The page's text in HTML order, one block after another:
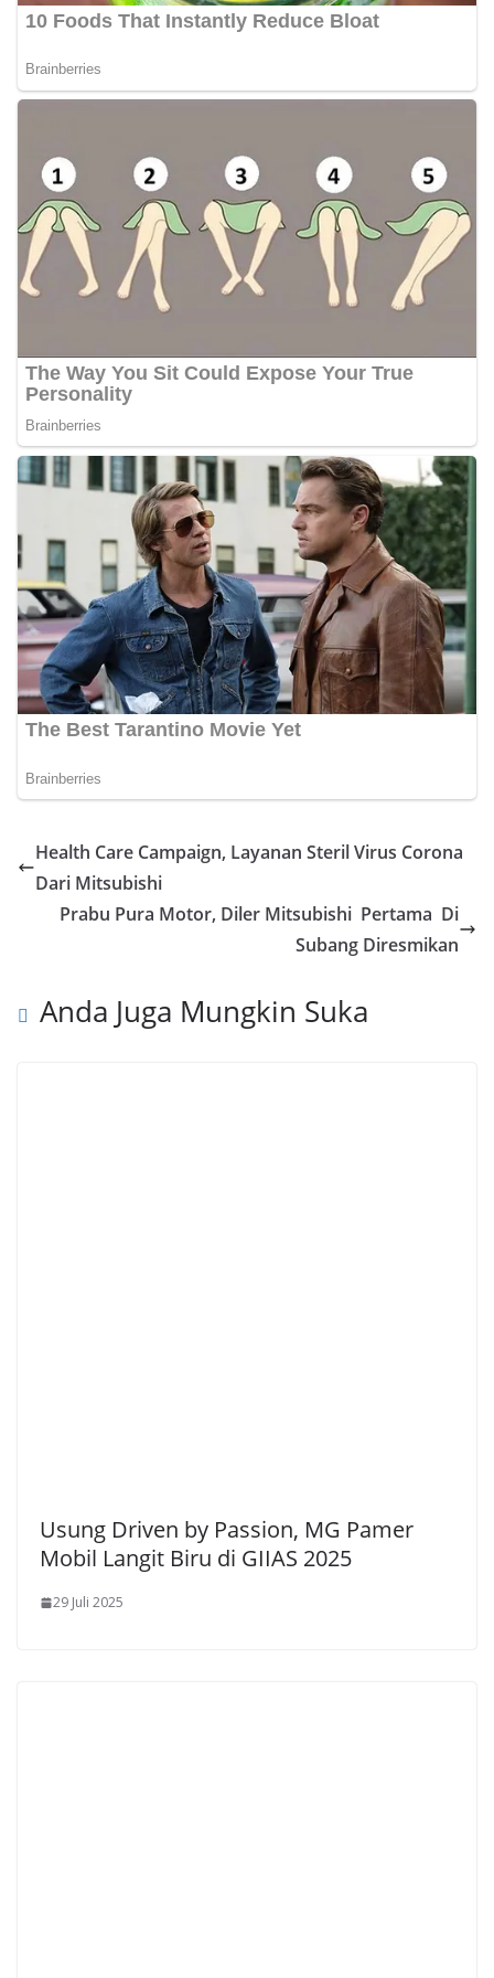
Health Care Campaign, Layanan Steril Virus Corona
Dari Mitsubishi
Prabu Pura Motor, Diler Mitsubishi Pertama Di
Subang Diresmikan
Anda Juga Mungkin Suka
Usung Driven by Passion, MG Pamer
Mobil Langit Biru di GIIAS 2025
29 Juli 2025